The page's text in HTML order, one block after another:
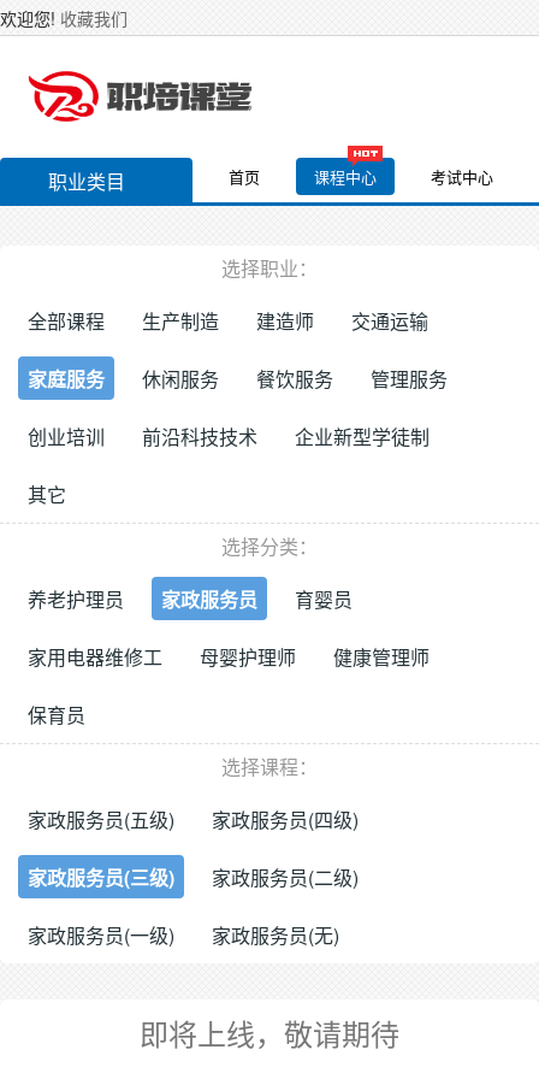
欢迎您! 收藏我们
职业类目 首页 课程中心 考试中心
选择职业：
全部课程
生产制造 建造师 交通运输
家庭服务 休闲服务 餐饮服务 管理服务
创业培训 前沿科技技术 企业新型学徒制
其它
选择分类：
养老护理员
家政服务员 育婴员
家用电器维修工 母婴护理师 健康管理师
保育员
选择课程：
家政服务员(五级)
家政服务员(四级)
家政服务员(三级) 家政服务员(二级)
家政服务员(一级) 家政服务员(无)
即将上线，敬请期待